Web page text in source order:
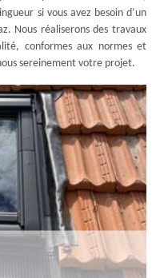
si vous avez besoin d’un
Nous réaliserons des travaux
conformes aux normes et
sereinement votre projet.